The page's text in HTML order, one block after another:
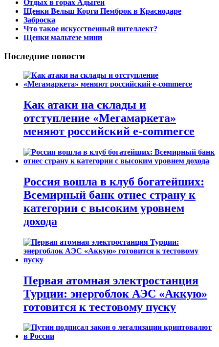
Отдых в горах Адыгеи
Щенки Вельш Корги Пемброк в Краснодаре
Заброска
Что такое искусственный интеллект?
Щенки мальтезе мини
Последние новости
Как атаки на склады и
отступление «Мегамаркета»
меняют российский e-commerce
Россия вошла в клуб богатейших:
Всемирный банк отнес страну к
категории с высоким уровнем
дохода
Первая атомная электростанция
Турции: энергоблок АЭС «Аккую»
готовится к тестовому пуску